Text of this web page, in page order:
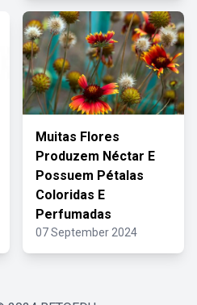
Muitas Flores
Produzem Néctar E
Possuem Pétalas
Coloridas E
Perfumadas
07 September 2024